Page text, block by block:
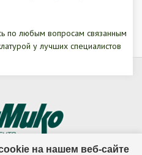
по любым вопросам связанным
у лучших специалистов
на нашем веб-сайте